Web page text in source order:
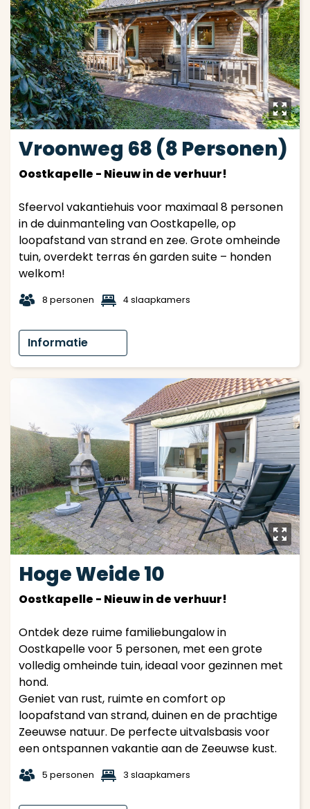
y
Vroonweg 68 (8 Personen)
Oostkapelle - Nieuw in de verhuur!
Sfeervol vakantiehuis voor maximaal 8 personen
in de duinmanteling van Oostkapelle, op
loopafstand van strand en zee. Grote omheinde
tuin, overdekt terras én garden suite – honden
welkom!
t 8 personen 1 4 slaapkamers
Informatie
y
Hoge Weide 10
Oostkapelle - Nieuw in de verhuur!
Ontdek deze ruime familiebungalow in
Oostkapelle voor 5 personen, met een grote
volledig omheinde tuin, ideaal voor gezinnen met
hond.
Geniet van rust, ruimte en comfort op
loopafstand van strand, duinen en de prachtige
Zeeuwse natuur. De perfecte uitvalsbasis voor
een ontspannen vakantie aan de Zeeuwse kust.
t 5 personen 1 3 slaapkamers